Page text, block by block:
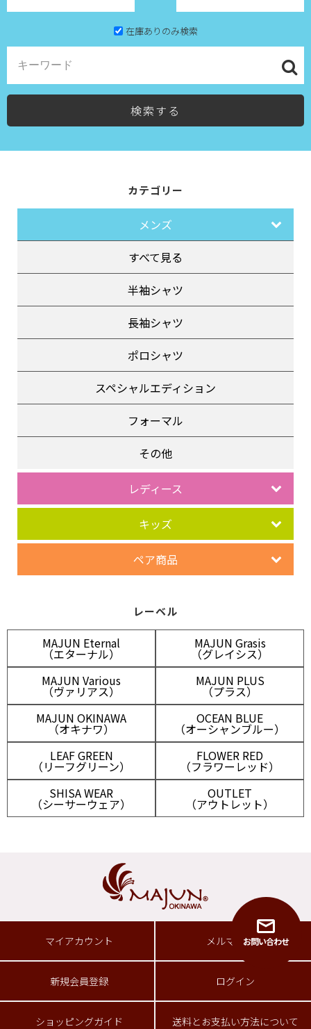
在庫ありのみ検索
検索する
カテゴリー
メンズ
すべて見る
半袖シャツ
長袖シャツ
ポロシャツ
スペシャルエディション
フォーマル
その他
レディース
キッズ
ペア商品
レーベル
MAJUN Eternal
（エターナル）
MAJUN Grasis
（グレイシス）
MAJUN Various
（ヴァリアス）
MAJUN PLUS
（プラス）
MAJUN OKINAWA
（オキナワ）
OCEAN BLUE
（オーシャンブルー）
LEAF GREEN
（リーフグリーン）
FLOWER RED
（フラワーレッド）
SHISA WEAR
（シーサーウェア）
OUTLET
（アウトレット）
マイアカウント メルマガ登録
新規会員登録 ログイン
ショッピングガイド 送料とお支払い方法について
お問い合わせ